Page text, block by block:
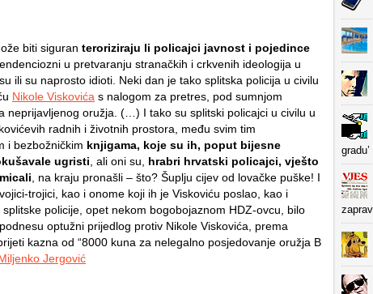
biti siguran teroriziraju li policajci javnost i pojedince
u pretvaranju stranačkih i crkvenih ideologija u
ili su naprosto idioti. Neki dan je tako splitska policija u civilu
Nikole Viskovića s nalogom za pretres, pod sumnjom
neprijavljenog oružja. (…) I tako su splitski policajci u civilu u
radnih i životnih prostora, među svim tim
i bezbožničkim knjigama, koje su ih, poput bijesne
ugristi , ali oni su, hrabri hrvatski policajci, vješto
, na kraju pronašli – što? Šuplju cijev od lovačke puške! I
trojici, kao i onome koji ih je Viskoviću poslao, kao i
policije, opet nekom bogobojaznom HDZ-ovcu, bilo
optužni prijedlog protiv Nikole Viskovića, prema
kazna od “8000 kuna za nelegalno posjedovanje oružja B
Jergović
gradu’